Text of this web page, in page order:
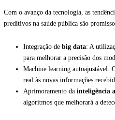
Com o avanço da tecnologia, as
preditivos na saúde pública são
Integração de big data: A
para melhorar a precisão dos
Machine learning autoajustável:
real às novas informações
Aprimoramento da inteligência
algoritmos que melhorará a